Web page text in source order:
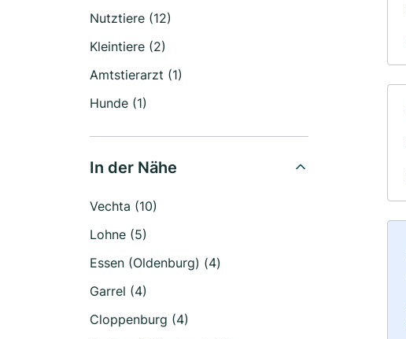
Nutztiere (12)
Kleintiere (2)
Amtstierarzt (1)
Hunde (1)
In der Nähe
Vechta (10)
Lohne (5)
Essen (Oldenburg) (4)
Garrel (4)
Cloppenburg (4)